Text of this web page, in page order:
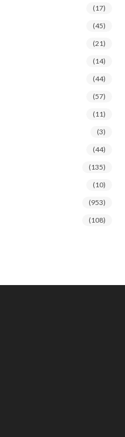
(17)
(45)
(21)
(14)
(44)
(57)
(11)
(3)
(44)
(135)
(10)
(953)
(108)